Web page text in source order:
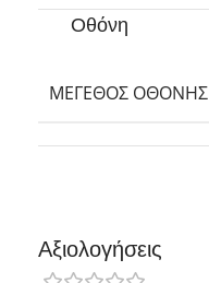
Οθόνη
ΜΈΓΕΘΟΣ ΟΘΌΝΗΣ
Αξιολογήσεις